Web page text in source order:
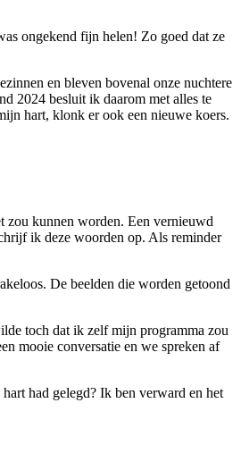
ongekend fijn helen! Zo goed dat ze
en bleven bovenal onze nuchtere
2024 besluit ik daarom met alles te
hart, klonk er ook een nieuwe koers.
zou kunnen worden. Een vernieuwd
ik deze woorden op. Als reminder
De beelden die worden getoond
toch dat ik zelf mijn programma zou
mooie conversatie en we spreken af
had gelegd? Ik ben verward en het